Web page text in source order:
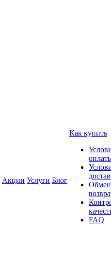
Акции Услуги Блог
Как купить
FAQ